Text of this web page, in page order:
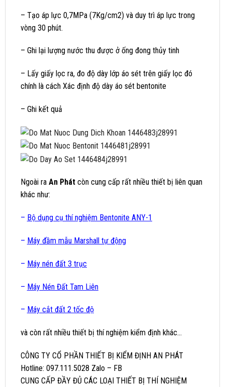
– Tạo áp lực 0,7MPa (7Kg/cm2) và duy trì áp lực trong
vòng 30 phút.
– Ghi lại lượng nước thu được ở ống đong thủy tinh
– Lấy giấy lọc ra, đo độ dày lớp áo sét trên giấy lọc đó
chính là cách Xác định độ dày áo sét bentonite
– Ghi kết quả
Ngoài ra An Phátcòn cung cấp rất nhiều thiết bị liên quan
khác như:
– Bộ dụng cụ thí nghiệm Bentonite ANY-1
– Máy đầm mẫu Marshall tự động
– Máy nén đất 3 trục
– Máy Nén Đất Tam Liên
– Máy cắt đất 2 tốc độ
và còn rất nhiều thiết bị thí nghiệm kiểm định khác…
CÔNG TY CỔ PHẦN THIẾT BỊ KIỂM ĐỊNH AN PHÁT
Hotline: 097.111.5028 Zalo – FB
CUNG CẤP ĐẦY ĐỦ CÁC LOẠI THIẾT BỊ THÍ NGHIỆM